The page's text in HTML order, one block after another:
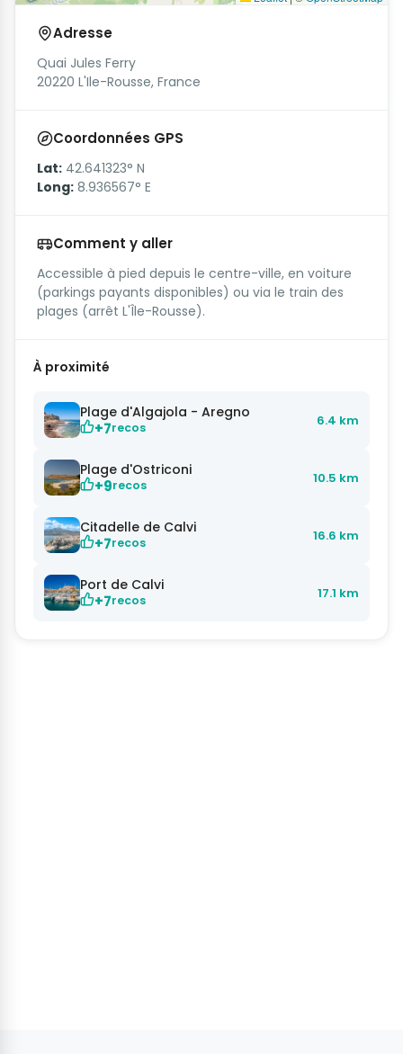
Adresse
Quai Jules Ferry
20220 L'Ile-Rousse, France
Coordonnées GPS
Lat: 42.641323° N
Long: 8.936567° E
Comment y aller
Accessible à pied depuis le centre-ville, en voiture
(parkings payants disponibles) ou via le train des
plages (arrêt L'Île-Rousse).
À proximité
Plage d'Algajola - Aregno
+7recos 6.4 km
Plage d'Ostriconi
+9recos 10.5 km
Citadelle de Calvi
+7recos 16.6 km
Port de Calvi
+7recos 17.1 km